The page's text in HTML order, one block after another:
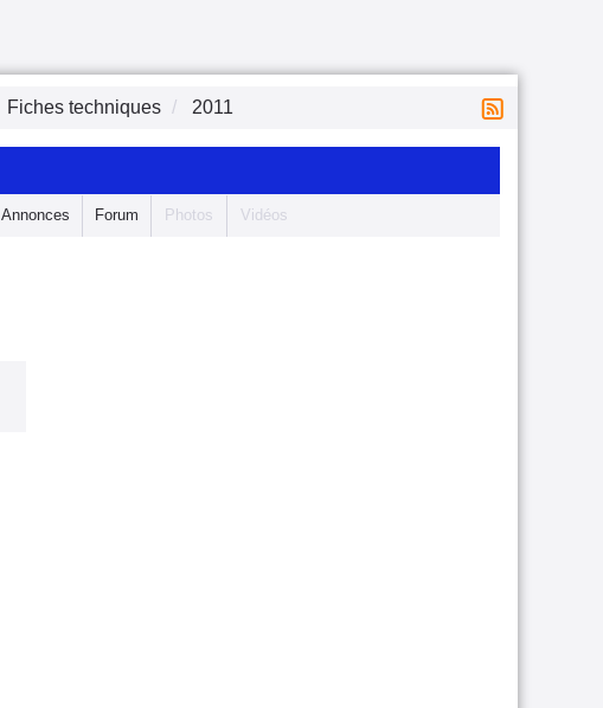
Fiches techniques 2011
Annonces Forum Photos Vidéos